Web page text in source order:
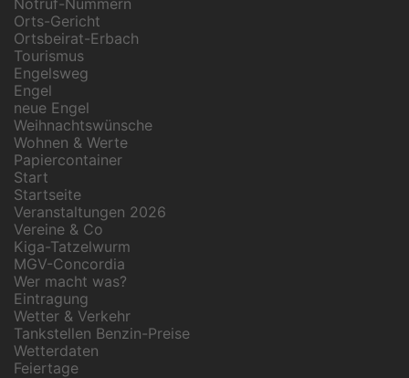
Orts-Gericht
Ortsbeirat-Erbach
Tourismus
Engelsweg
Engel
neue Engel
Weihnachtswünsche
Wohnen & Werte
Papiercontainer
Start
Startseite
Veranstaltungen 2026
Vereine & Co
Kiga-Tatzelwurm
MGV-Concordia
Wer macht was?
Eintragung
Wetter & Verkehr
Tankstellen Benzin-Preise
Wetterdaten
Feiertage